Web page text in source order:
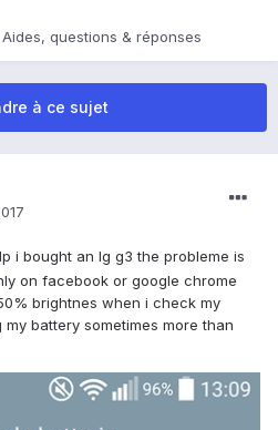
questions & réponses
à ce sujet
i bought an lg g3 the probleme is
on facebook or google chrome
brightnes when i check my
battery sometimes more than